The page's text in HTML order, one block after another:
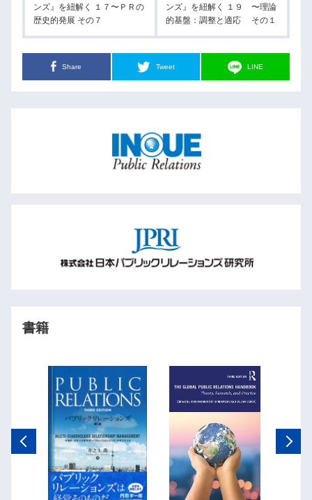
ンズ』を紐解く １７〜ＰＲの
歴史的発展 その７
ンズ』を紐解く １９ 〜理論
的基盤：調整と適応 その１
Share Tweet LINE
書籍